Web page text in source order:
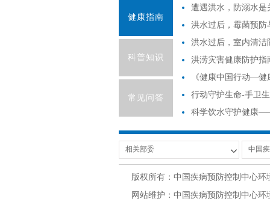
健康指南
科普知识
常见问答
遭遇洪水，防溺水是
洪水过后，霉菌预防
洪水过后，室内清洁
洪涝灾害健康防护指
《健康中国行动—健
行动守护生命-手卫
科学饮水守护健康
版权所有：中国疾病预防控制中心环
网站维护：中国疾病预防控制中心